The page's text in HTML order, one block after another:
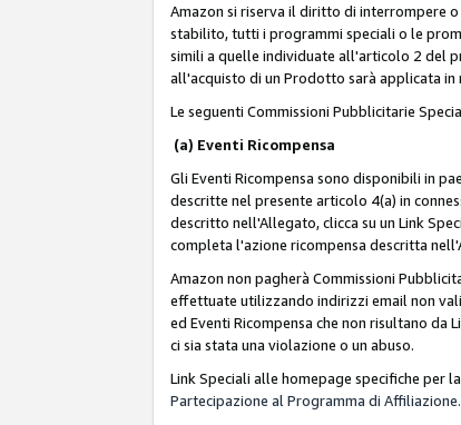
Amazon si riserva il diritto di interrompere
stabilito, tutti i programmi speciali o le
simili a quelle individuate all'articolo 2 del
all'acquisto di un Prodotto sarà applicata
Le seguenti Commissioni Pubblicitarie
(a) Eventi Ricompensa
Gli Eventi Ricompensa sono disponibili in
descritte nel presente articolo 4(a) in
descritto nell'Allegato, clicca su un Link
completa l'azione ricompensa descritta
Amazon non pagherà Commissioni
effettuate utilizzando indirizzi email non
ed Eventi Ricompensa che non risultano da
ci sia stata una violazione o un abuso.
Link Speciali alle homepage specifiche per
Partecipazione al Programma di Affiliazione.